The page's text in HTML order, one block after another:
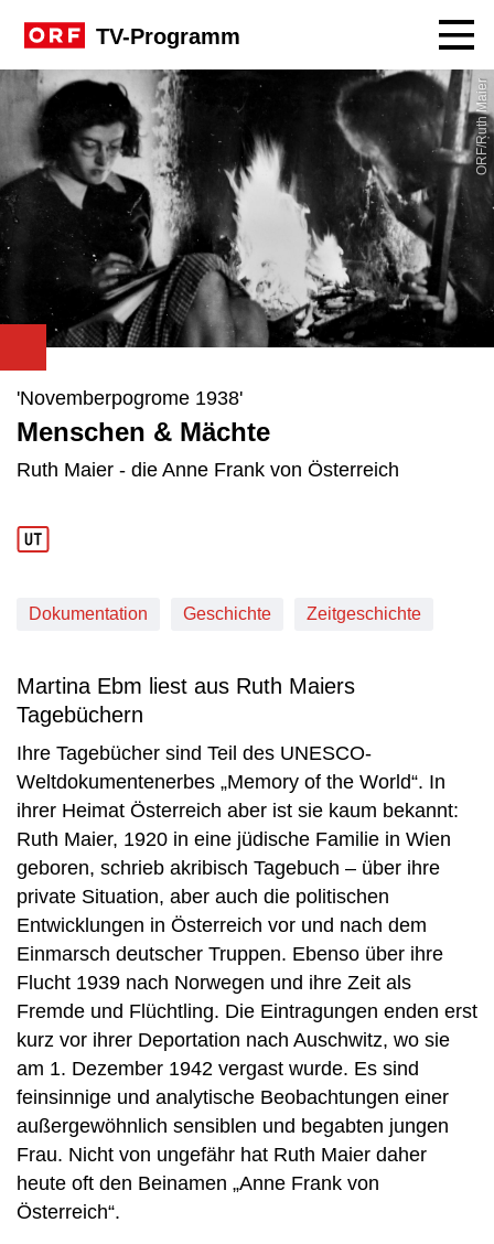
TV-Programm
ORF/Ruth Maier
'Novemberpogrome 1938'
Menschen & Mächte
Ruth Maier - die Anne Frank von Österreich
Dokumentation Geschichte Zeitgeschichte
Martina Ebm liest aus Ruth Maiers
Tagebüchern
Ihre Tagebücher sind Teil des UNESCO-
Weltdokumentenerbes „Memory of the World“. In
ihrer Heimat Österreich aber ist sie kaum bekannt:
Ruth Maier, 1920 in eine jüdische Familie in Wien
geboren, schrieb akribisch Tagebuch – über ihre
private Situation, aber auch die politischen
Entwicklungen in Österreich vor und nach dem
Einmarsch deutscher Truppen. Ebenso über ihre
Flucht 1939 nach Norwegen und ihre Zeit als
Fremde und Flüchtling. Die Eintragungen enden erst
kurz vor ihrer Deportation nach Auschwitz, wo sie
am 1. Dezember 1942 vergast wurde. Es sind
feinsinnige und analytische Beobachtungen einer
außergewöhnlich sensiblen und begabten jungen
Frau. Nicht von ungefähr hat Ruth Maier daher
heute oft den Beinamen „Anne Frank von
Österreich“.